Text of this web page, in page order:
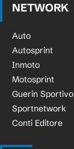
NETWORK
Auto
Autosprint
Inmoto
Motosprint
Guerin Sportivo
Sportnetwork
Conti Editore